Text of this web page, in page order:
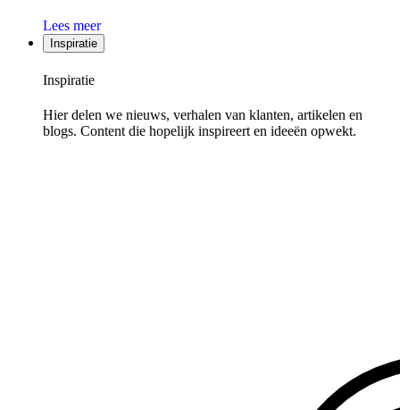
Lees meer
Inspiratie
Inspiratie
Hier delen we nieuws, verhalen van klanten, artikelen en
blogs. Content die hopelijk inspireert en ideeën opwekt.